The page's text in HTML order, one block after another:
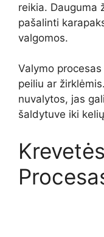
reikia. Dauguma
pašalinti
valgomos.
Valymo
peiliu ar
nuvalytos, jas
šaldytuve iki